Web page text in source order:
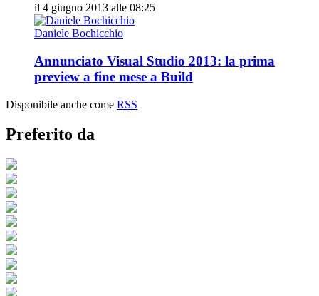
il 4 giugno 2013 alle 08:25
Daniele Bochicchio
Annunciato Visual Studio 2013: la prima
preview a fine mese a Build
Disponibile anche come RSS
Preferito da